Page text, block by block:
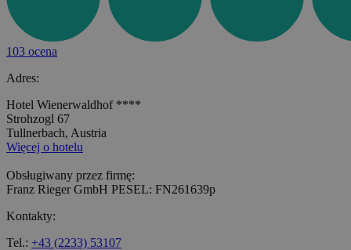
103 ocena
Adres:
Hotel Wienerwaldhof ****
Strohzogl 67
Tullnerbach, Austria
Więcej o hotelu
Obsługiwany przez firmę:
Franz Rieger GmbH PESEL: FN261639p
Kontakty:
Tel.: +43 (2233) 53107